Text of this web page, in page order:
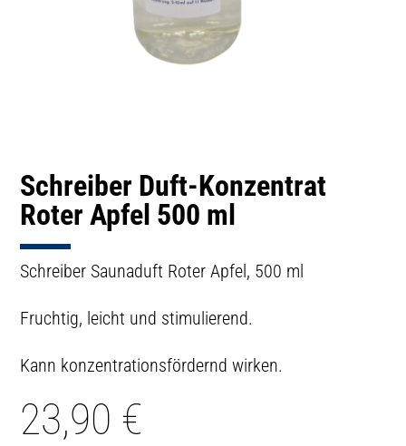
Schreiber Duft-Konzentrat
Roter Apfel 500 ml
Schreiber Saunaduft Roter Apfel, 500 ml
Fruchtig, leicht und stimulierend.
Kann konzentrationsfördernd wirken.
23,90 €